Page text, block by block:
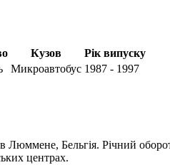
Кузов
Рік випуску
Микроавтобус 1987 - 1997
Люммене, Бельгія. Річний
центрах.